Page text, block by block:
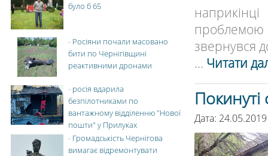
наприкінці
проблемою
звернувся
... Читати
Покинуті
Дата:
було б 65
- Росіяни почали масовано
бити по Чернігівщині
реактивними дронами
- росія вдарила
безпілотниками по
вантажному відділенню "Нової
пошти" у Прилуках
- Громадськість Чернігова
вимагає відремонтувати